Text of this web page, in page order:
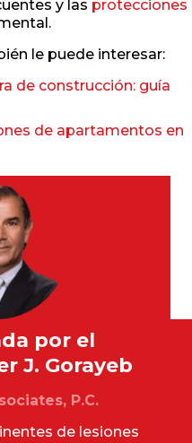
y las protecciones
le puede interesar:
de construcción: guía
de apartamentos en
por el
J. Gorayeb
P.C.
de lesiones